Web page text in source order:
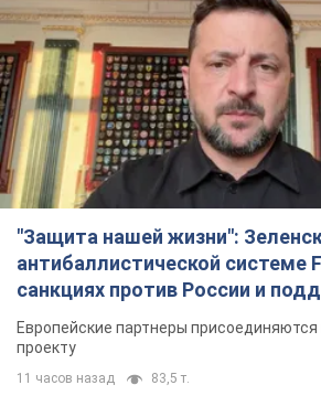
Видео
Европейские партнеры
проекту
11 часов назад 83,5 т.
С 1 сентября украинским
зарплаты: Корецкий раскрыл
правительство объявило об увеличении
стипендий
7 часов назад 5,2 т.
«Нам они тоже нужны»: Трамп
просьбу Зеленского о передаче